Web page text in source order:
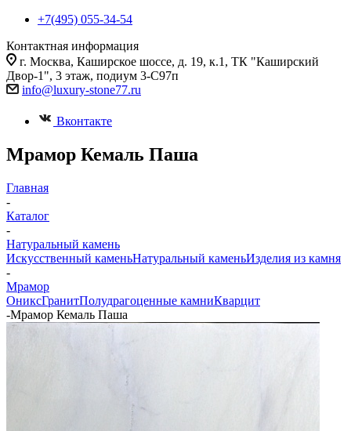
+7(495) 055-34-54
Контактная информация
г. Москва, Каширское шоссе, д. 19, к.1, ТК "Каширский
Двор-1", 3 этаж, подиум 3-С97п
info@luxury-stone77.ru
Вконтакте
Мрамор Кемаль Паша
Главная
-
Каталог
-
Натуральный камень
Искусственный каменьНатуральный каменьИзделия из камня
-
Мрамор
ОниксГранитПолудрагоценные камниКварцит
-Мрамор Кемаль Паша